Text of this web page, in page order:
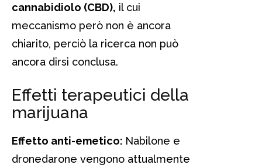
cannabidiolo (CBD), il cui
meccanismo però non è ancora
chiarito, perciò la ricerca non può
ancora dirsi conclusa.
Effetti terapeutici della
marijuana
Effetto anti-emetico: Nabilone e
dronedarone vengono attualmente